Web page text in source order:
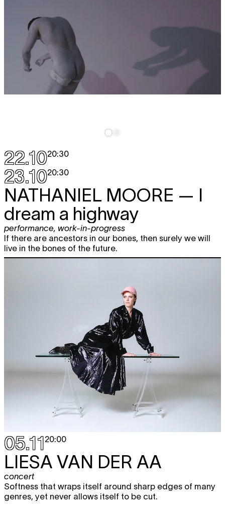
22.1020:30
23.1020:30
NATHANIEL MOORE — I
dream a highway
performance, work-in-progress
If there are ancestors in our bones, then surely we will
live in the bones of the future.
05.1120:00
LIESA VAN DER AA
concert
Softness that wraps itself around sharp edges of many
genres, yet never allows itself to be cut.